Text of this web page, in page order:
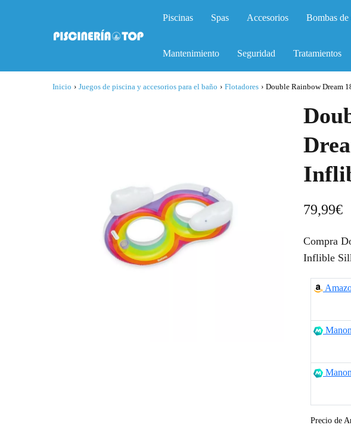
Piscinas Spas Accesorios Bombas de
Mantenimiento Seguridad Tratamientos
Inicio › Juegos de piscina y accesorios para el baño › Flotadores › Double Rainbow Dream
79,99€
Compra
Inflible
Precio de